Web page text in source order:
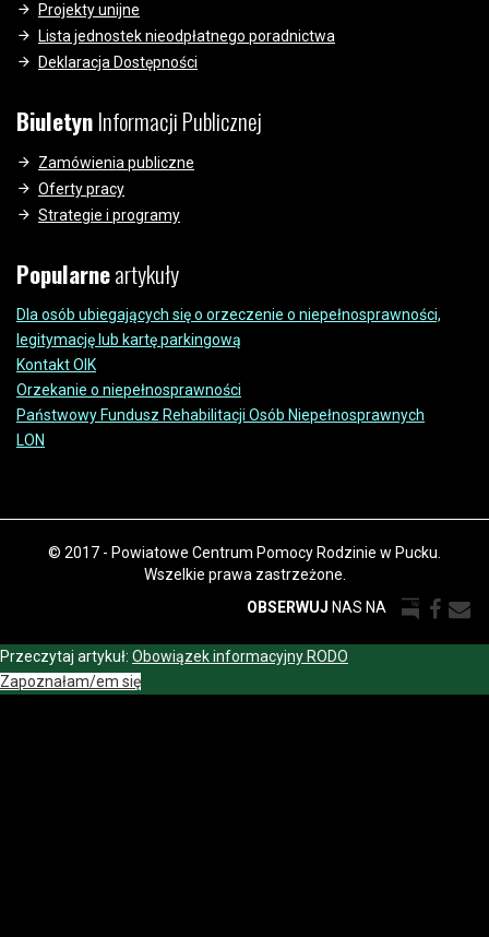
Projekty unijne
Lista jednostek nieodpłatnego poradnictwa
Deklaracja Dostępności
BiuletynInformacji Publicznej
Zamówienia publiczne
Oferty pracy
Strategie i programy
Popularneartykuły
Dla osób ubiegających się o orzeczenie o niepełnosprawności,
legitymację lub kartę parkingową
Kontakt OIK
Orzekanie o niepełnosprawności
Państwowy Fundusz Rehabilitacji Osób Niepełnosprawnych
LON
© 2017 - Powiatowe Centrum Pomocy Rodzinie w Pucku.
Wszelkie prawa zastrzeżone.
OBSERWUJ NAS NA
Przeczytaj artykuł: Obowiązek informacyjny RODO
Zapoznałam/em się